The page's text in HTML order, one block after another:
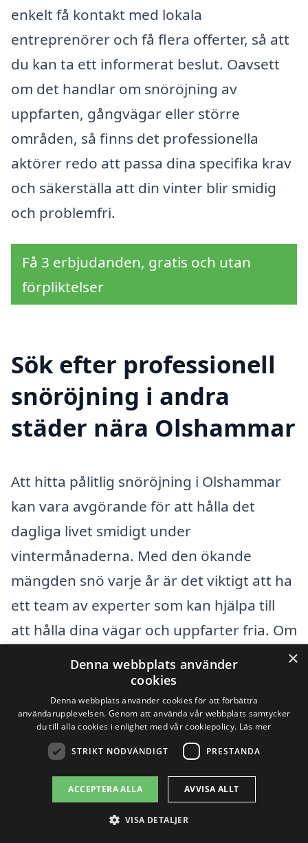
enkelt få kontakt med lokala
entreprenörer och få flera offerter, så att
du kan ta ett informerat beslut. Oavsett
om det handlar om snöröjning av
uppfarten, gångvägar eller större
områden, så finns det professionella
aktörer redo att passa dina specifika krav
och säkerställa att din vinter blir smidig
och problemfri.
Få 3 erbjudanden, gratis och utan
förpliktelser
Sök efter professionell
snöröjning i andra
städer nära Olshammar
Att hitta pålitlig snöröjning i Olshammar
kan vara avgörande för att hålla det
dagliga livet smidigt under
vintermånaderna. Med den ökande
mängden snö varje år är det viktigt att ha
ett team av experter som kan hjälpa till
att hålla dina vägar och uppfarter fria. Om
du letar efter snöröjning i Olshammar,
finns det flera andra närliggande städer
där du också kan hitta professionella
tjänster. Genom att få erbjudanden från
olika företag kan du jämföra priser och
tjänster för att hitta det bästa alternativet
för dina behov.
×
Denna webbplats använder
cookies
Denna webbplats använder cookies för att förbättra
användarupplevelsen. Genom att använda vår webbplats samtycker
du till alla cookies i enlighet med vår cookiepolicy. Läs mer
STRIKT NÖDVÄNDIGT PRESTANDA
ACCEPTERA ALLA AVVISA ALLT
VISA DETALJER